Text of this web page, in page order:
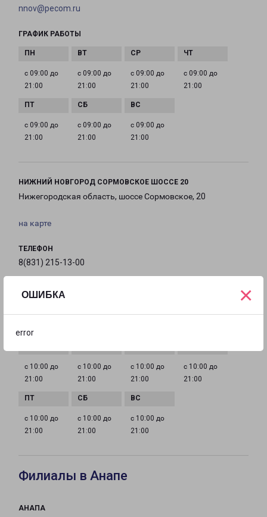
ОШИБКА
error
×
nnov@pecom.ru
ГРАФИК РАБОТЫ
с 09:00 до
21:00
с 09:00 до
21:00
с 09:00 до
21:00
с 09:00 до
21:00
с 09:00 до
21:00
с 09:00 до
21:00
с 09:00 до
21:00
НИЖНИЙ НОВГОРОД СОРМОВСКОЕ ШОССЕ 20
Нижегородская область, шоссе Сормовское, 20
на карте
ТЕЛЕФОН
8(831) 215-13-00
с 10:00 до
21:00
с 10:00 до
21:00
с 10:00 до
21:00
с 10:00 до
21:00
с 10:00 до
21:00
с 10:00 до
21:00
с 10:00 до
21:00
Филиалы в Анапе
АНАПА